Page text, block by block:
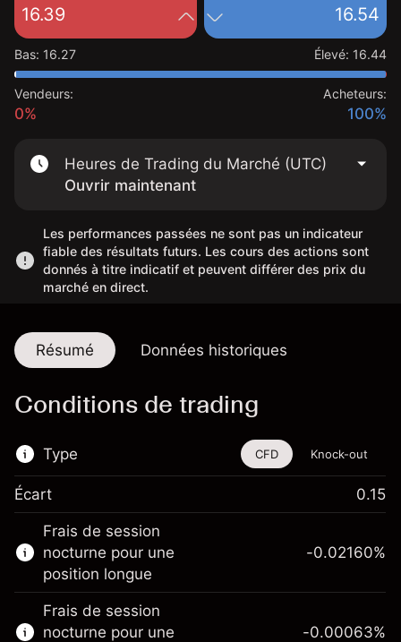
16.39 16.54
Bas: 16.27 Élevé: 16.44
Vendeurs:
0%
Acheteurs:
100%
Heures de Trading du Marché (UTC)
Ouvrir maintenant
Les performances passées ne sont pas un indicateur
fiable des résultats futurs. Les cours des actions sont
donnés à titre indicatif et peuvent différer des prix du
marché en direct.
Résumé Données historiques
Conditions de trading
Type
Cet instrument financier est disponible pour
le trading via les CFD et les Knock-outs.
En savoir plus sur :
CFD
Knock-outs
CFD Knock-out
Écart 0.15
Frais de session
nocturne pour une
position longue
-0.02160%
Frais de session
nocturne pour une
-0.00063%